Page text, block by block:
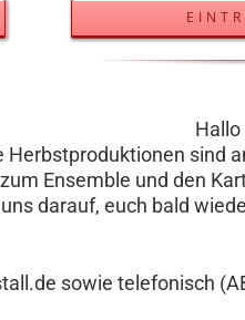
Herbstproduktionen sind
Ensemble und den
darauf, euch bald
sowie telefonisch